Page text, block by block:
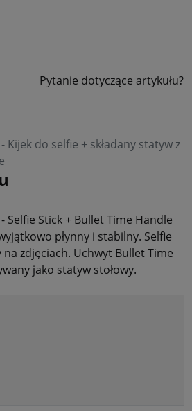
Pytanie dotyczące artykułu?
Kijek do selfie + składany statyw z
Selfie Stick + Bullet Time Handle
płynny i stabilny. Selfie
zdjęciach. Uchwyt Bullet Time
jako statyw stołowy.